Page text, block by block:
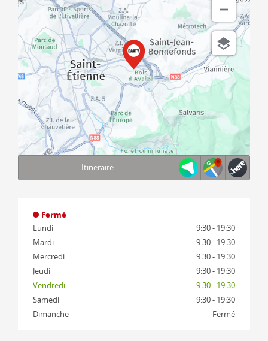
© 1987–2026 HERE, IGN
Itineraire
Fermé
Lundi
9:30 - 19:30
Mardi
9:30 - 19:30
Mercredi
9:30 - 19:30
Jeudi
9:30 - 19:30
Vendredi
9:30 - 19:30
Samedi
9:30 - 19:30
Dimanche
Fermé